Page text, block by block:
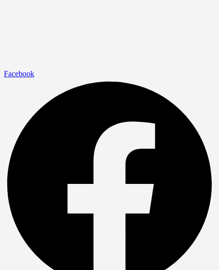
Facebook